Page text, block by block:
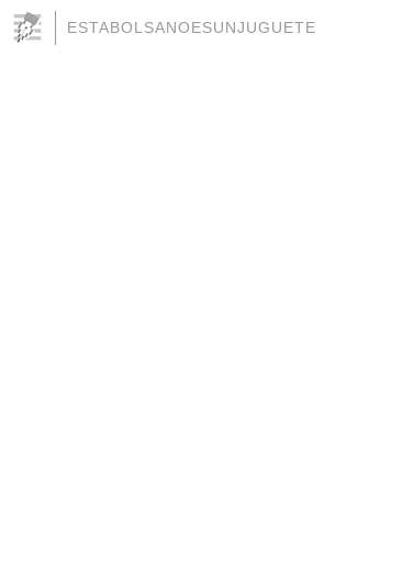
ESTABOLSANOESUNJUGUETE